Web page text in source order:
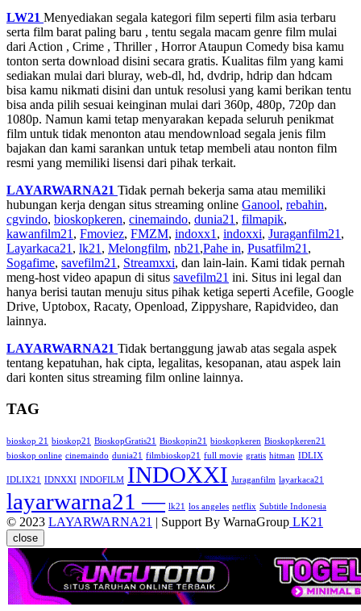
LW21 Menyediakan segala kategori film seperti film asia terbaru
serta film barat paling baru , tentu segala macam genre film mulai
dari Action , Crime , Thriller , Horror Ataupun Comedy bisa kamu
tonton serta download disini secara gratis. Kualitas film yang kami
sediakan mulai dari bluray, web-dl, hd, dvdrip, hdrip dan hdcam
bisa kamu nikmati disini dan untuk resolusi yang kami berikan tentu
bisa anda pilih sesuai keinginan mulai dari 360p, 480p, 720p dan
1080p. Namun kami tetap menyarakan kepada seluruh penikmat
film untuk tidak menonton atau mendownload segala jenis film
bajakan dan kami sarankan untuk tetap membeli atau nonton film
resmi yang memiliki lisensi dari pihak terkait.
LAYARWARNA21 Tidak pernah bekerja sama atau memiliki
hubungan kerja dengan situs streaming online Ganool, rebahin,
cgvindo, bioskopkeren, cinemaindo, dunia21 , filmapik,
kawanfilm21 , Fmoviez, FMZM, indoxx1 , indoxxi, Juraganfilm21 ,
Layarkaca21 , lk21 , Melongfilm, nb21 ,Pahe in, Pusatfilm21 ,
Sogafime, savefilm21 , Streamxxi, dan lain-lain. Kami tidak pernah
meng-host video apapun di situs savefilm21 ini. Situs ini legal dan
hanya berisi tautan menuju situs pihak ketiga seperti Acefile, Google
Drive, Uptobox, Racaty, Openload, Zippyshare, Rapidvideo, dan
lainnya.
LAYARWARNA21 Tidak bertanggung jawab atas segala aspek
tentang kepatuhan, hak cipta, legalitas, kesopanan, atau aspek lain
dari konten situs streaming film online lainnya.
TAG
bioskop 21 bioskop21 BioskopGratis21 Bioskopin21 bioskopkeren Bioskopkeren21
bioskop online cinemaindo dunia21 filmbioskop21 full movie gratis hitman IDLIX
IDLIX21 IDNXXI INDOFILM INDOXXI Juraganfilm layarkaca21
layarwarna21 — lk21 los angeles netflix Subtitle Indonesia
© 2023 LAYARWARNA21 | Support By WarnaGroup LK21
close